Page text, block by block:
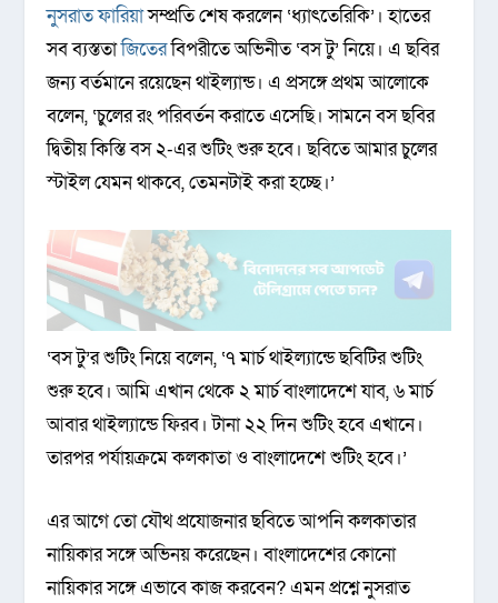
নুসরাত ফারিয়াসম্প্রতি শেষ করলেন ‘ধ্যাৎতেরিকি’। হাতের
সব ব্যস্ততাজিতেরবিপরীতে অভিনীত ‘বস টু’ নিয়ে। এ ছবির
জন্য বর্তমানে রয়েছেন থাইল্যান্ড। এ প্রসঙ্গে প্রথম আলোকে
বলেন, ‘চুলের রং পরিবর্তন করাতে এসেছি। সামনে বস ছবির
দ্বিতীয় কিস্তি বস ২-এর শুটিং শুরু হবে। ছবিতে আমার চুলের
স্টাইল যেমন থাকবে, তেমনটাই করা হচ্ছে।’
‘বস টু’র শুটিং নিয়ে বলেন, ‘৭ মার্চ থাইল্যান্ডে ছবিটির শুটিং
শুরু হবে। আমি এখান থেকে ২ মার্চ বাংলাদেশে যাব, ৬ মার্চ
আবার থাইল্যান্ডে ফিরব। টানা ২২ দিন শুটিং হবে এখানে।
তারপর পর্যায়ক্রমে কলকাতা ও বাংলাদেশে শুটিং হবে।’
এর আগে তো যৌথ প্রযোজনার ছবিতে আপনি কলকাতার
নায়িকার সঙ্গে অভিনয় করেছেন। বাংলাদেশের কোনো
নায়িকার সঙ্গে এভাবে কাজ করবেন? এমন প্রশ্নে নুসরাত